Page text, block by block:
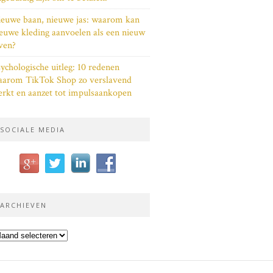
baan, nieuwe jas: waarom kan
kleding aanvoelen als een nieuw
uitleg: 10 redenen
TikTok Shop zo verslavend
en aanzet tot impulsaankopen
SOCIALE MEDIA
ARCHIEVEN